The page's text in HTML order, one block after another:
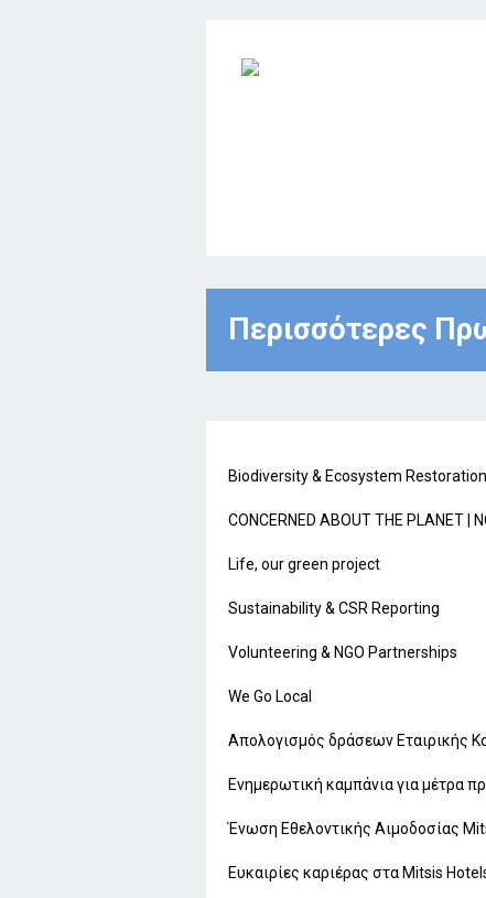
Περισσότερες
Biodiversity & Ecosystem Restoration
CONCERNED ABOUT THE
Life, our green project
Sustainability & CSR Reporting
Volunteering & NGO Partnerships
We Go Local
Απολογισμός δράσεων Εταιρικής
Ενημερωτική καμπάνια για μέτρα
Ένωση Εθελοντικής Αιμοδοσίας
Ευκαιρίες καριέρας στα Mitsis